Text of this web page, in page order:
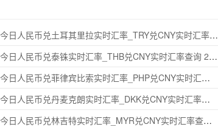
今日人民币兑土耳其里拉实时汇率_TRY兑CNY实时汇率查询 2025年09月21日
今日人民币兑泰铢实时汇率_THB兑CNY实时汇率查询 2025年09月21日
今日人民币兑菲律宾比索实时汇率_PHP兑CNY实时汇率查询 2025年09月21日
今日人民币兑丹麦克朗实时汇率_DKK兑CNY实时汇率查询 2025年09月21日
今日人民币兑林吉特实时汇率_MYR兑CNY实时汇率查询 2025年09月21日